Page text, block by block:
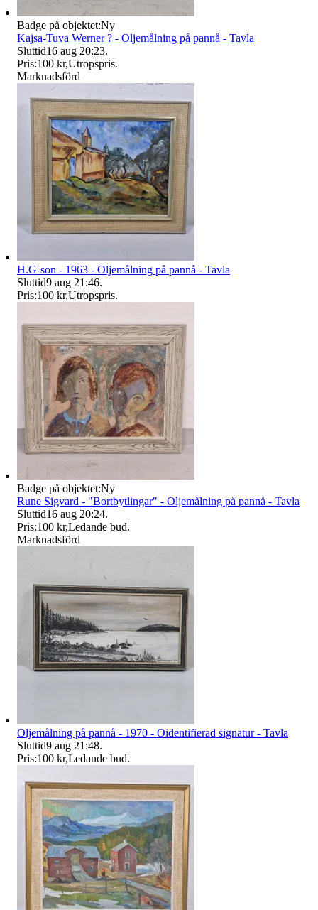
Badge på objektet:Ny
Kajsa-Tuva Werner ? - Oljemålning på pannå - Tavla
Sluttid16 aug 20:23.
Pris:100 kr,Utropspris.
Marknadsförd
H.G-son - 1963 - Oljemålning på pannå - Tavla
Sluttid9 aug 21:46.
Pris:100 kr,Utropspris.
Badge på objektet:Ny
Rune Sigvard - "Bortbytlingar" - Oljemålning på pannå - Tavla
Sluttid16 aug 20:24.
Pris:100 kr,Ledande bud.
Marknadsförd
Oljemålning på pannå - 1970 - Oidentifierad signatur - Tavla
Sluttid9 aug 21:48.
Pris:100 kr,Ledande bud.